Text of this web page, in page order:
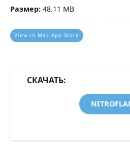
Размер: 48.11 MB
View in Mac App Store
СКАЧАТЬ: